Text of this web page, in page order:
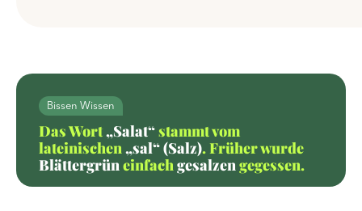
Bissen Wissen
Das Wort„Salat“stammt vom
lateinischen„sal“ (Salz). Früher wurde
Blättergrüneinfachgesalzengegessen.